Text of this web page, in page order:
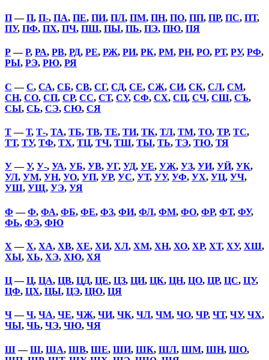
П—П, П-, ПА, ПЕ, ПИ, ПЛ, ПМ, ПН, ПО, ПП, ПР, ПС, ПТ,
ПУ, ПФ, ПХ, ПЧ, ПШ, ПЫ, ПЬ, ПЭ, ПЮ, ПЯ
Р—Р, РА, РВ, РД, РЕ, РЖ, РИ, РК, РМ, РН, РО, РТ, РУ, РФ,
РЫ, РЭ, РЮ, РЯ
С —С, СА, СБ, СВ, СГ, СД, СЕ, СЖ, СИ, СК, СЛ, СМ,
СН, СО, СП, СР, СС, СТ, СУ, СФ, СХ, СЦ, СЧ, СШ, СЪ,
СЫ, СЬ, СЭ, СЮ, СЯ
Т—Т, Т-, ТА, ТБ, ТВ, ТЕ, ТИ, ТК, ТЛ, ТМ, ТО, ТР, ТС,
ТТ, ТУ, ТФ, ТХ, ТЦ, ТЧ, ТШ, ТЫ, ТЬ, ТЭ, ТЮ, ТЯ
У—У, У-, УА, УБ, УВ, УГ, УД, УЕ, УЖ, УЗ, УИ, УЙ, УК,
УЛ, УМ, УН, УО, УП, УР, УС, УТ, УУ, УФ, УХ, УЦ, УЧ,
УШ, УЩ, УЭ, УЯ
Ф —Ф, ФА, ФБ, ФЕ, ФЗ, ФИ, ФЛ, ФМ, ФО, ФР, ФТ, ФУ,
ФЬ, ФЭ, ФЮ
Х —Х, ХА, ХВ, ХЕ, ХИ, ХЛ, ХМ, ХН, ХО, ХР, ХТ, ХУ, ХШ,
ХЫ, ХЬ, ХЭ, ХЮ, ХЯ
Ц—Ц, ЦА, ЦВ, ЦД, ЦЕ, ЦЗ, ЦИ, ЦК, ЦН, ЦО, ЦР, ЦС, ЦУ,
ЦФ, ЦХ, ЦЫ, ЦЭ, ЦЮ, ЦЯ
Ч—Ч, ЧА, ЧЕ, ЧЖ, ЧИ, ЧК, ЧЛ, ЧМ, ЧО, ЧР, ЧТ, ЧУ, ЧХ,
ЧЫ, ЧЬ, ЧЭ, ЧЮ, ЧЯ
Ш—Ш, ША, ШВ, ШЕ, ШИ, ШК, ШЛ, ШМ, ШН, ШО,